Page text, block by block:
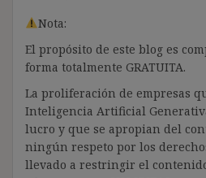
Nota:
El propósito de este blog es
forma totalmente GRATUITA.
La proliferación de empresas
Inteligencia Artificial
lucro y que se apropian del
ningún respeto por los
llevado a restringir el